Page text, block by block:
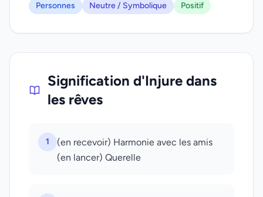
Personnes Neutre / Symbolique Positif
Signification d'Injure dans
les rêves
1
(en recevoir) Harmonie avec les amis
(en lancer) Querelle